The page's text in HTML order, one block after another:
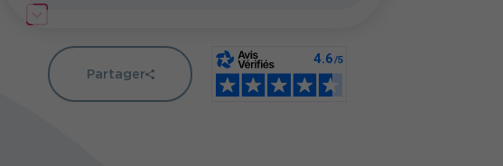
Partager